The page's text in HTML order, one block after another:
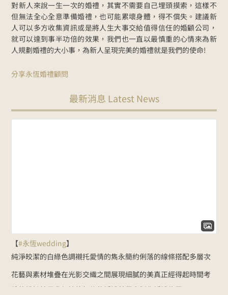
對新人來說一生一次的婚禮，其實不需要自己埋頭摸索，這樣不
但無法全心全意準備婚禮，也可能累壞身體，得不償失。建議新
人可以多方收集資訊或是將人生大事交給值得信任的婚顧公司，
就可以達到事半功倍的效果，我們也一直以最慎重的心情來為新
人規劃婚禮的大小事，為新人呈現完美的婚禮就是我們的使命!
分享永恆婚禮顧問
最新消息 Latest News
【#永恆wedding】
純淨皎潔的白綠色調襯托愛情的雋永簡約俐落的線條搭配多層次
花藝與素材堆疊在光影交織之間展現細膩的美真正經得起時間考
驗的設計 就是我們始終相信的婚禮美學 客製化婚禮佈置：